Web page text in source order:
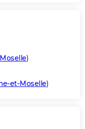
)
et-Moselle)